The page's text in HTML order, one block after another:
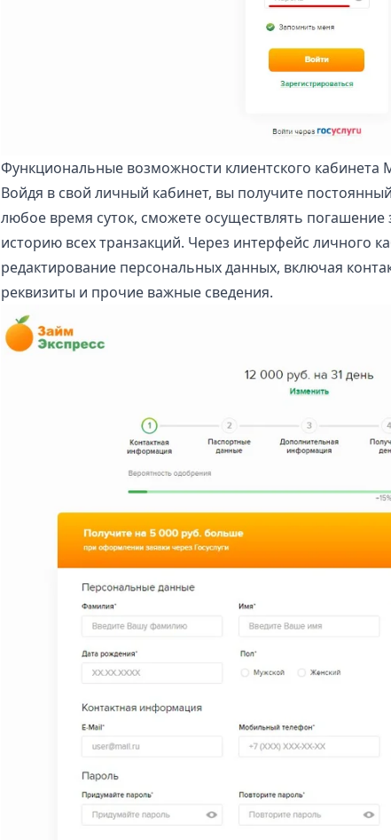
Функциональные возможности клиентского кабинета
Войдя в свой личный кабинет, вы получите
любое время суток, сможете осуществлять погашение
историю всех транзакций. Через интерфейс личного
редактирование персональных данных, включая
реквизиты и прочие важные сведения.